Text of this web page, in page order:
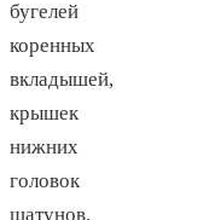
бугелей
коренных
вкладышей,
крышек
нижних
головок
шатунов.